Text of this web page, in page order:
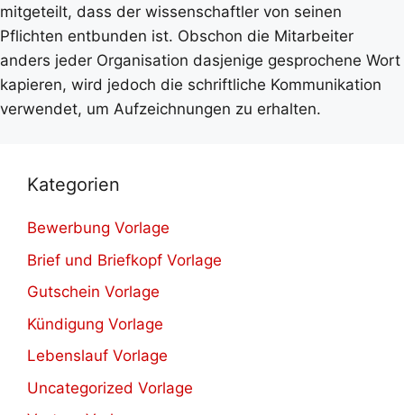
mitgeteilt, dass der wissenschaftler von seinen
Pflichten entbunden ist. Obschon die Mitarbeiter
anders jeder Organisation dasjenige gesprochene Wort
kapieren, wird jedoch die schriftliche Kommunikation
verwendet, um Aufzeichnungen zu erhalten.
Kategorien
Bewerbung Vorlage
Brief und Briefkopf Vorlage
Gutschein Vorlage
Kündigung Vorlage
Lebenslauf Vorlage
Uncategorized Vorlage